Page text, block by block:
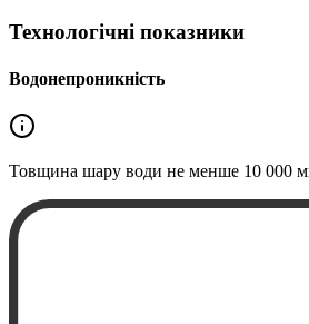
Технологічні показники
Водонепроникність
Товщина шару води не менше 10 000